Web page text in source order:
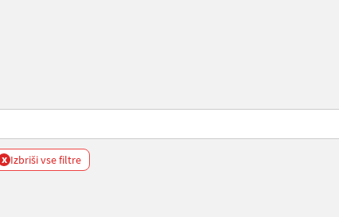
x Izbriši vse filtre